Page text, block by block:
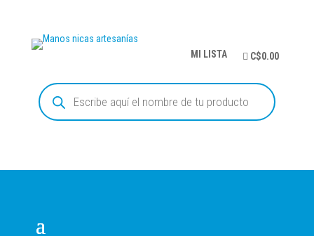
MI LISTA C$0.00
Búsqueda
de
productos